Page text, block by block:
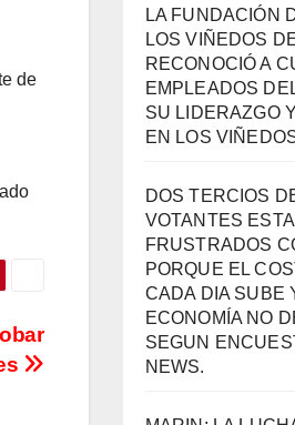
de
LA FUNDACIÓN
LOS VIÑEDOS
RECONOCIÓ A
EMPLEADOS
SU LIDERAZGO
EN LOS
DOS TERCIOS
VOTANTES
FRUSTRADOS
PORQUE EL
CADA DIA SUBE
ECONOMÍA NO
SEGUN
NEWS.